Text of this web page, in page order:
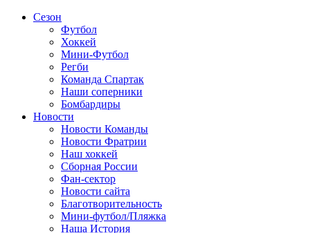
Сезон
Футбол
Хоккей
Мини-Футбол
Регби
Команда Спартак
Наши соперники
Бомбардиры
Новости
Новости Команды
Новости Фратрии
Наш хоккей
Сборная России
Фан-cектор
Новости сайта
Благотворительность
Мини-футбол/Пляжка
Наша История